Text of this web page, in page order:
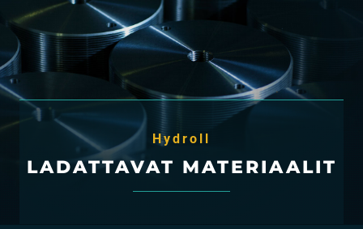
Hydroll
LADATTAVAT MATERIAALIT